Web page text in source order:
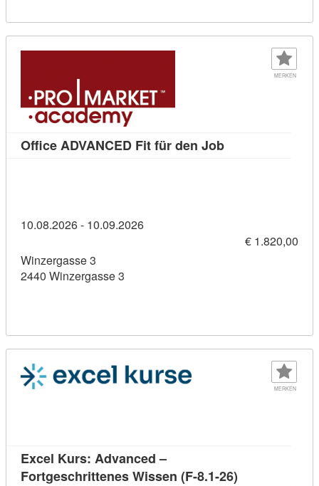
MERKEN
Office ADVANCED Fit für den JobKursdetail:
10.08.2026 - 10.09.2026
€ 1.820,00
Winzergasse 3
2440 Winzergasse 3
MERKEN
Excel Kurs: Advanced –
Fortgeschrittenes Wissen (F-8.1-26)